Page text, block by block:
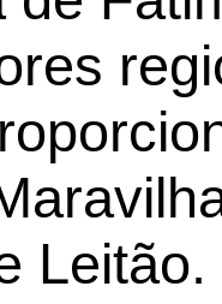
Leitão.